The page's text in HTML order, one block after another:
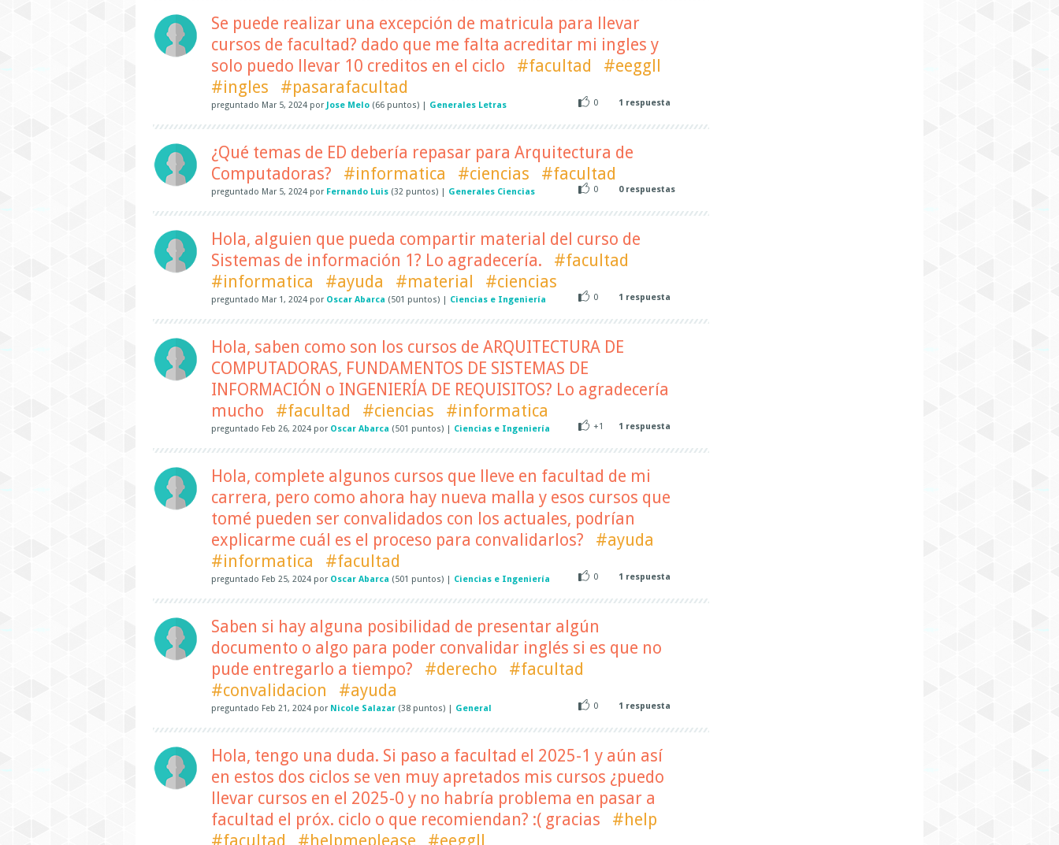
Se puede realizar una excepción de matricula para llevar
cursos de facultad? dado que me falta acreditar mi ingles y
solo puedo llevar 10 creditos en el ciclo
#facultad
#eeggll
#ingles
#pasarafacultad
preguntado Mar 5, 2024 por Jose Melo (66 puntos) Generales Letras 0 1 respuesta
¿Qué temas de ED debería repasar para Arquitectura de
Computadoras?
#informatica #ciencias #facultad
preguntado Mar 5, 2024 por Fernando Luis (32 puntos) Generales Ciencias 0 0respuestas
Hola, alguien que pueda compartir material del curso de
Sistemas de información 1? Lo agradecería.
#facultad
#informatica
#ayuda #material #ciencias
preguntado Mar 1, 2024 por Oscar Abarca (501 puntos) Ciencias e Ingeniería 0 1 respuesta
Hola, saben como son los cursos de ARQUITECTURA DE
COMPUTADORAS, FUNDAMENTOS DE SISTEMAS DE
INFORMACIÓN o INGENIERÍA DE REQUISITOS? Lo agradecería
mucho
#facultad #ciencias #informatica
preguntado Feb 26, 2024 por Oscar Abarca (501 puntos) Ciencias e Ingeniería +1 1 respuesta
Hola, complete algunos cursos que lleve en facultad de mi
carrera, pero como ahora hay nueva malla y esos cursos que
tomé pueden ser convalidados con los actuales, podrían
explicarme cuál es el proceso para convalidarlos?
#ayuda
#informatica
#facultad
preguntado Feb 25, 2024 por Oscar Abarca (501 puntos) Ciencias e Ingeniería 0 1 respuesta
Saben si hay alguna posibilidad de presentar algún
documento o algo para poder convalidar inglés si es que no
pude entregarlo a tiempo?
#derecho
#facultad
#convalidacion
#ayuda
preguntado Feb 21, 2024 por Nicole Salazar (38 puntos) General 0 1 respuesta
Hola, tengo una duda. Si paso a facultad el 2025-1 y aún así
en estos dos ciclos se ven muy apretados mis cursos ¿puedo
llevar cursos en el 2025-0 y no habría problema en pasar a
facultad el próx. ciclo o que recomiendan? :( gracias
#help
#facultad
#helpmeplease #eeggll